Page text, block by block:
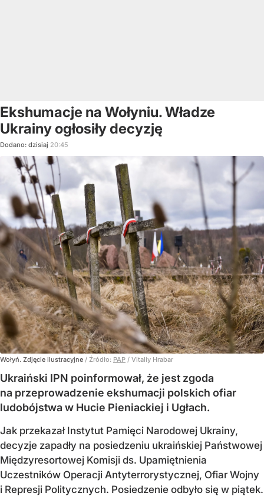
Ekshumacje na Wołyniu. Władze
Ukrainy ogłosiły decyzję
Dodano: dzisiaj 20:45
Wołyń. Zdjęcie ilustracyjne / Źródło: PAP / Vitaliy Hrabar
Ukraiński IPN poinformował, że jest zgoda
na przeprowadzenie ekshumacji polskich ofiar
ludobójstwa w Hucie Pieniackiej i Ugłach.
Jak przekazał Instytut Pamięci Narodowej Ukrainy,
decyzje zapadły na posiedzeniu ukraińskiej Państwowej
Międzyresortowej Komisji ds. Upamiętnienia
Uczestników Operacji Antyterrorystycznej, Ofiar Wojny
i Represji Politycznych. Posiedzenie odbyło się w piątek.